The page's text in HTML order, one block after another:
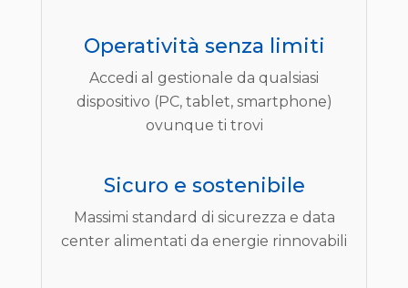
Operatività senza limiti
Accedi al gestionale da qualsiasi
dispositivo (PC, tablet, smartphone)
ovunque ti trovi
Sicuro e sostenibile
Massimi standard di sicurezza e data
center alimentati da energie rinnovabili